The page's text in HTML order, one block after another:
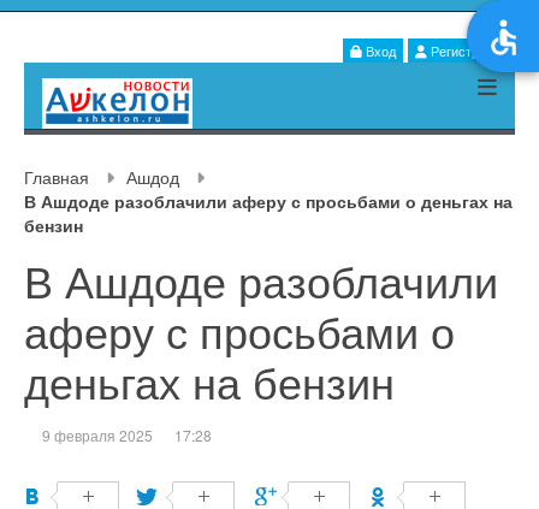
Вход Регистрация
Главная
Ашдод
В Ашдоде разоблачили аферу с просьбами о деньгах на
бензин
В Ашдоде разоблачили
аферу с просьбами о
деньгах на бензин
9 февраля 2025 17:28